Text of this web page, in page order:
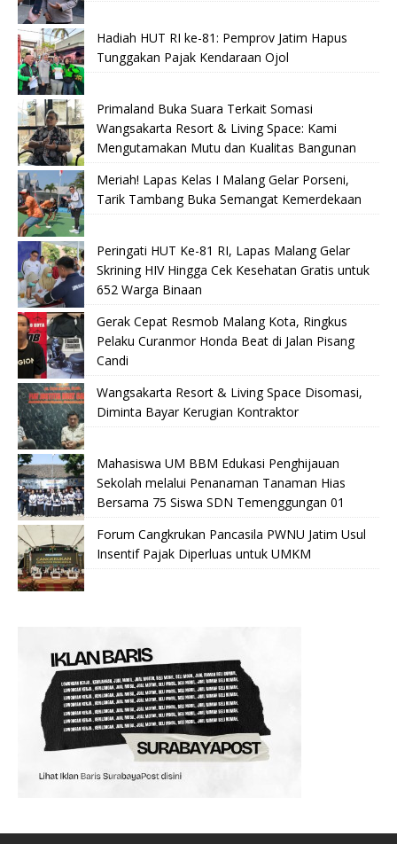
Hadiah HUT RI ke-81: Pemprov Jatim Hapus
Tunggakan Pajak Kendaraan Ojol
Primaland Buka Suara Terkait Somasi
Wangsakarta Resort & Living Space: Kami
Mengutamakan Mutu dan Kualitas Bangunan
Meriah! Lapas Kelas I Malang Gelar Porseni,
Tarik Tambang Buka Semangat Kemerdekaan
Peringati HUT Ke-81 RI, Lapas Malang Gelar
Skrining HIV Hingga Cek Kesehatan Gratis untuk
652 Warga Binaan
Gerak Cepat Resmob Malang Kota, Ringkus
Pelaku Curanmor Honda Beat di Jalan Pisang
Candi
Wangsakarta Resort & Living Space Disomasi,
Diminta Bayar Kerugian Kontraktor
Mahasiswa UM BBM Edukasi Penghijauan
Sekolah melalui Penanaman Tanaman Hias
Bersama 75 Siswa SDN Temenggungan 01
Forum Cangkrukan Pancasila PWNU Jatim Usul
Insentif Pajak Diperluas untuk UMKM